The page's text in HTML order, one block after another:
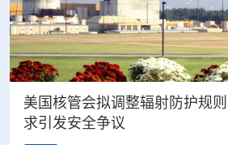
美国核管会拟调整辐射防护规
求引发安全争议